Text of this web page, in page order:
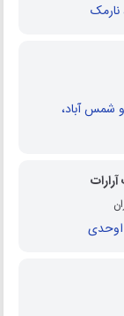
و شمس آباد،
اوحدی